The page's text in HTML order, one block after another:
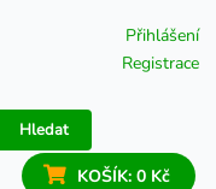
Přihlášení
Registrace
Hledat
KOŠÍK: 0 Kč